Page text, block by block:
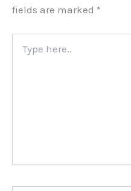
fields are marked *
here..